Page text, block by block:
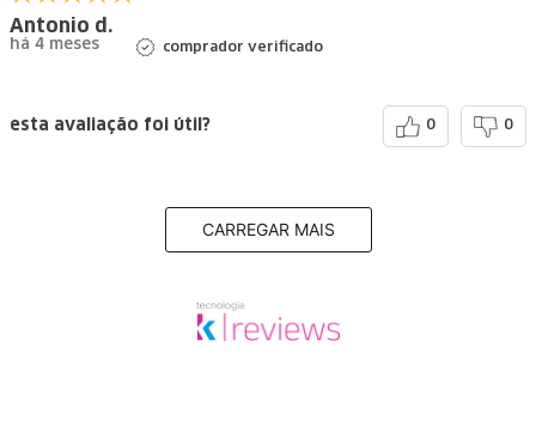
Antonio d.
há 4 meses comprador verificado
esta avaliação foi útil? 0 0
CARREGAR MAIS